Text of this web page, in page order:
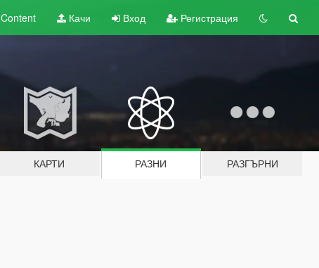
Content Качи Вход Регистрация
КАРТИ РАЗНИ РАЗГЪРНИ